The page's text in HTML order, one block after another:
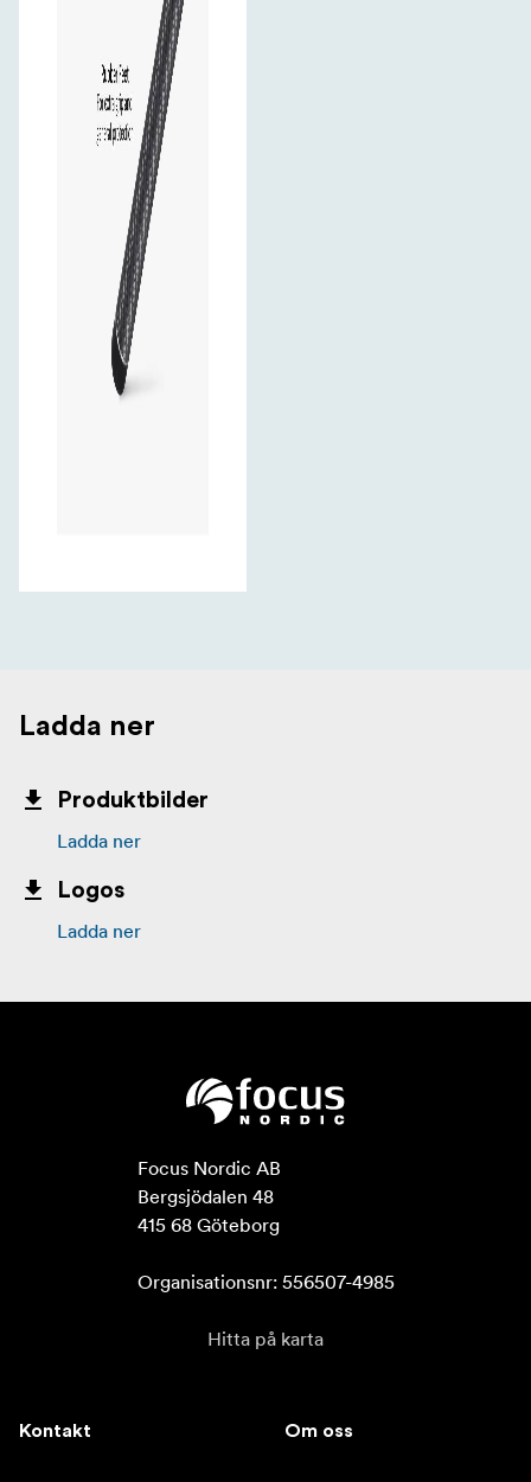
Ladda ner
Produktbilder
Ladda ner
Logos
Ladda ner
Focus Nordic AB
Bergsjödalen 48
415 68 Göteborg
Organisationsnr: 556507-4985
Hitta på karta
Kontakt Om oss